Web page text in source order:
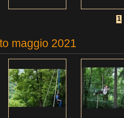
1
maggio 2021